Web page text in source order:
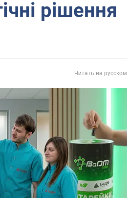
рішення
Читать на русском